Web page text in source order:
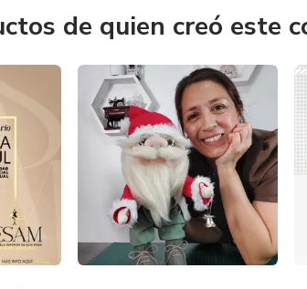
Espero les guste tanto como a mi.
de quien creó este